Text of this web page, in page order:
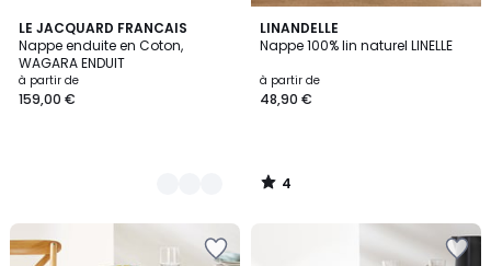
LE JACQUARD FRANCAIS
Nappe enduite en Coton,
WAGARA ENDUIT
à partir de
159,00 €
3
Couleurs
LINANDELLE
Nappe 100% lin naturel LINELLE
à partir de
48,90 €
4
/
4
/